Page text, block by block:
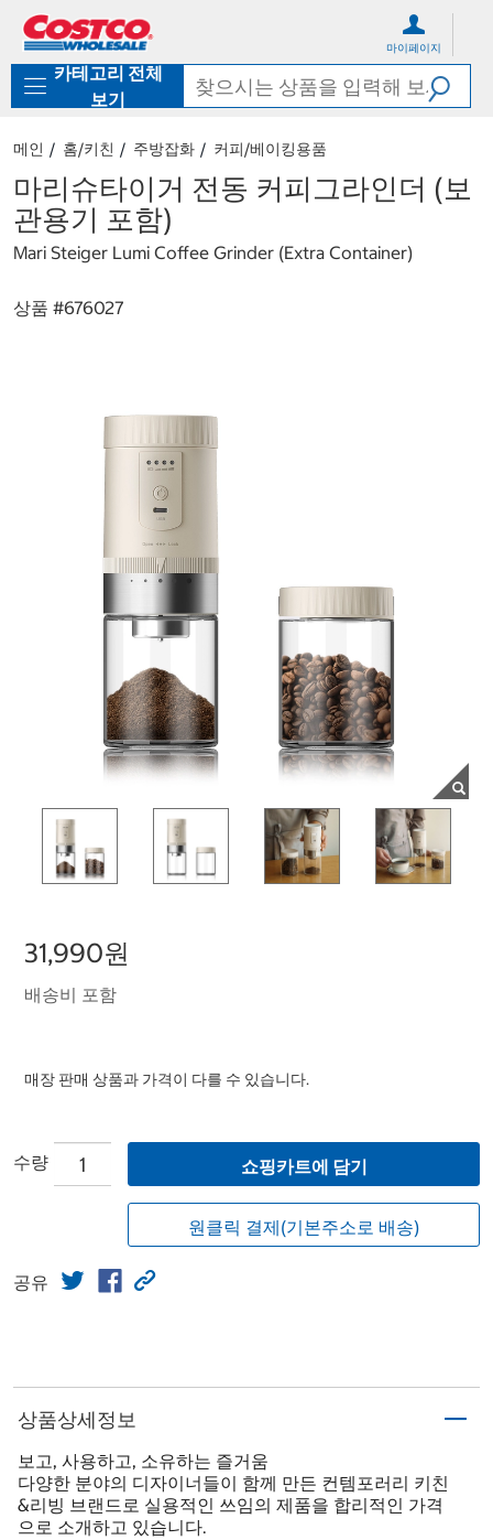
로
기
가
마이페이지
카테고리 전체
보기
메인 홈/키친 주방잡화 커피/베이킹용품
마리슈타이거 전동 커피그라인더 (보
관용기 포함)
Mari Steiger Lumi Coffee Grinder (Extra Container)
상품 #676027
31,990원
배송비 포함
매장 판매 상품과 가격이 다를 수 있습니다.
수량 쇼핑카트에 담기
원클릭 결제(기본주소로 배송)
공유
상품상세정보
보고, 사용하고, 소유하는 즐거움
다양한 분야의 디자이너들이 함께 만든 컨템포러리 키친
&리빙 브랜드로 실용적인 쓰임의 제품을 합리적인 가격
으로 소개하고 있습니다.